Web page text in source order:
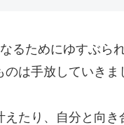
るためにゆすぶら
は手放していきま
たり、自分と向